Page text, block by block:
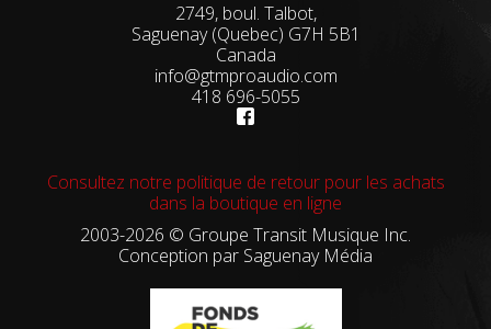
2749, boul. Talbot,
Saguenay (Quebec) G7H 5B1
Canada
info@gtmproaudio.com
418 696-5055
Consultez notre politique de retour pour les achats
dans la boutique en ligne
2003-2026 © Groupe Transit Musique Inc.
Conception par Saguenay Média